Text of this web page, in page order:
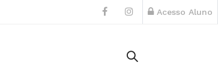
Acesso Aluno